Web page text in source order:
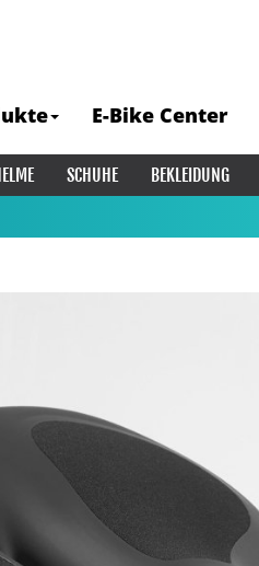
E-Bike Center
SCHUHE
BEKLEIDUNG